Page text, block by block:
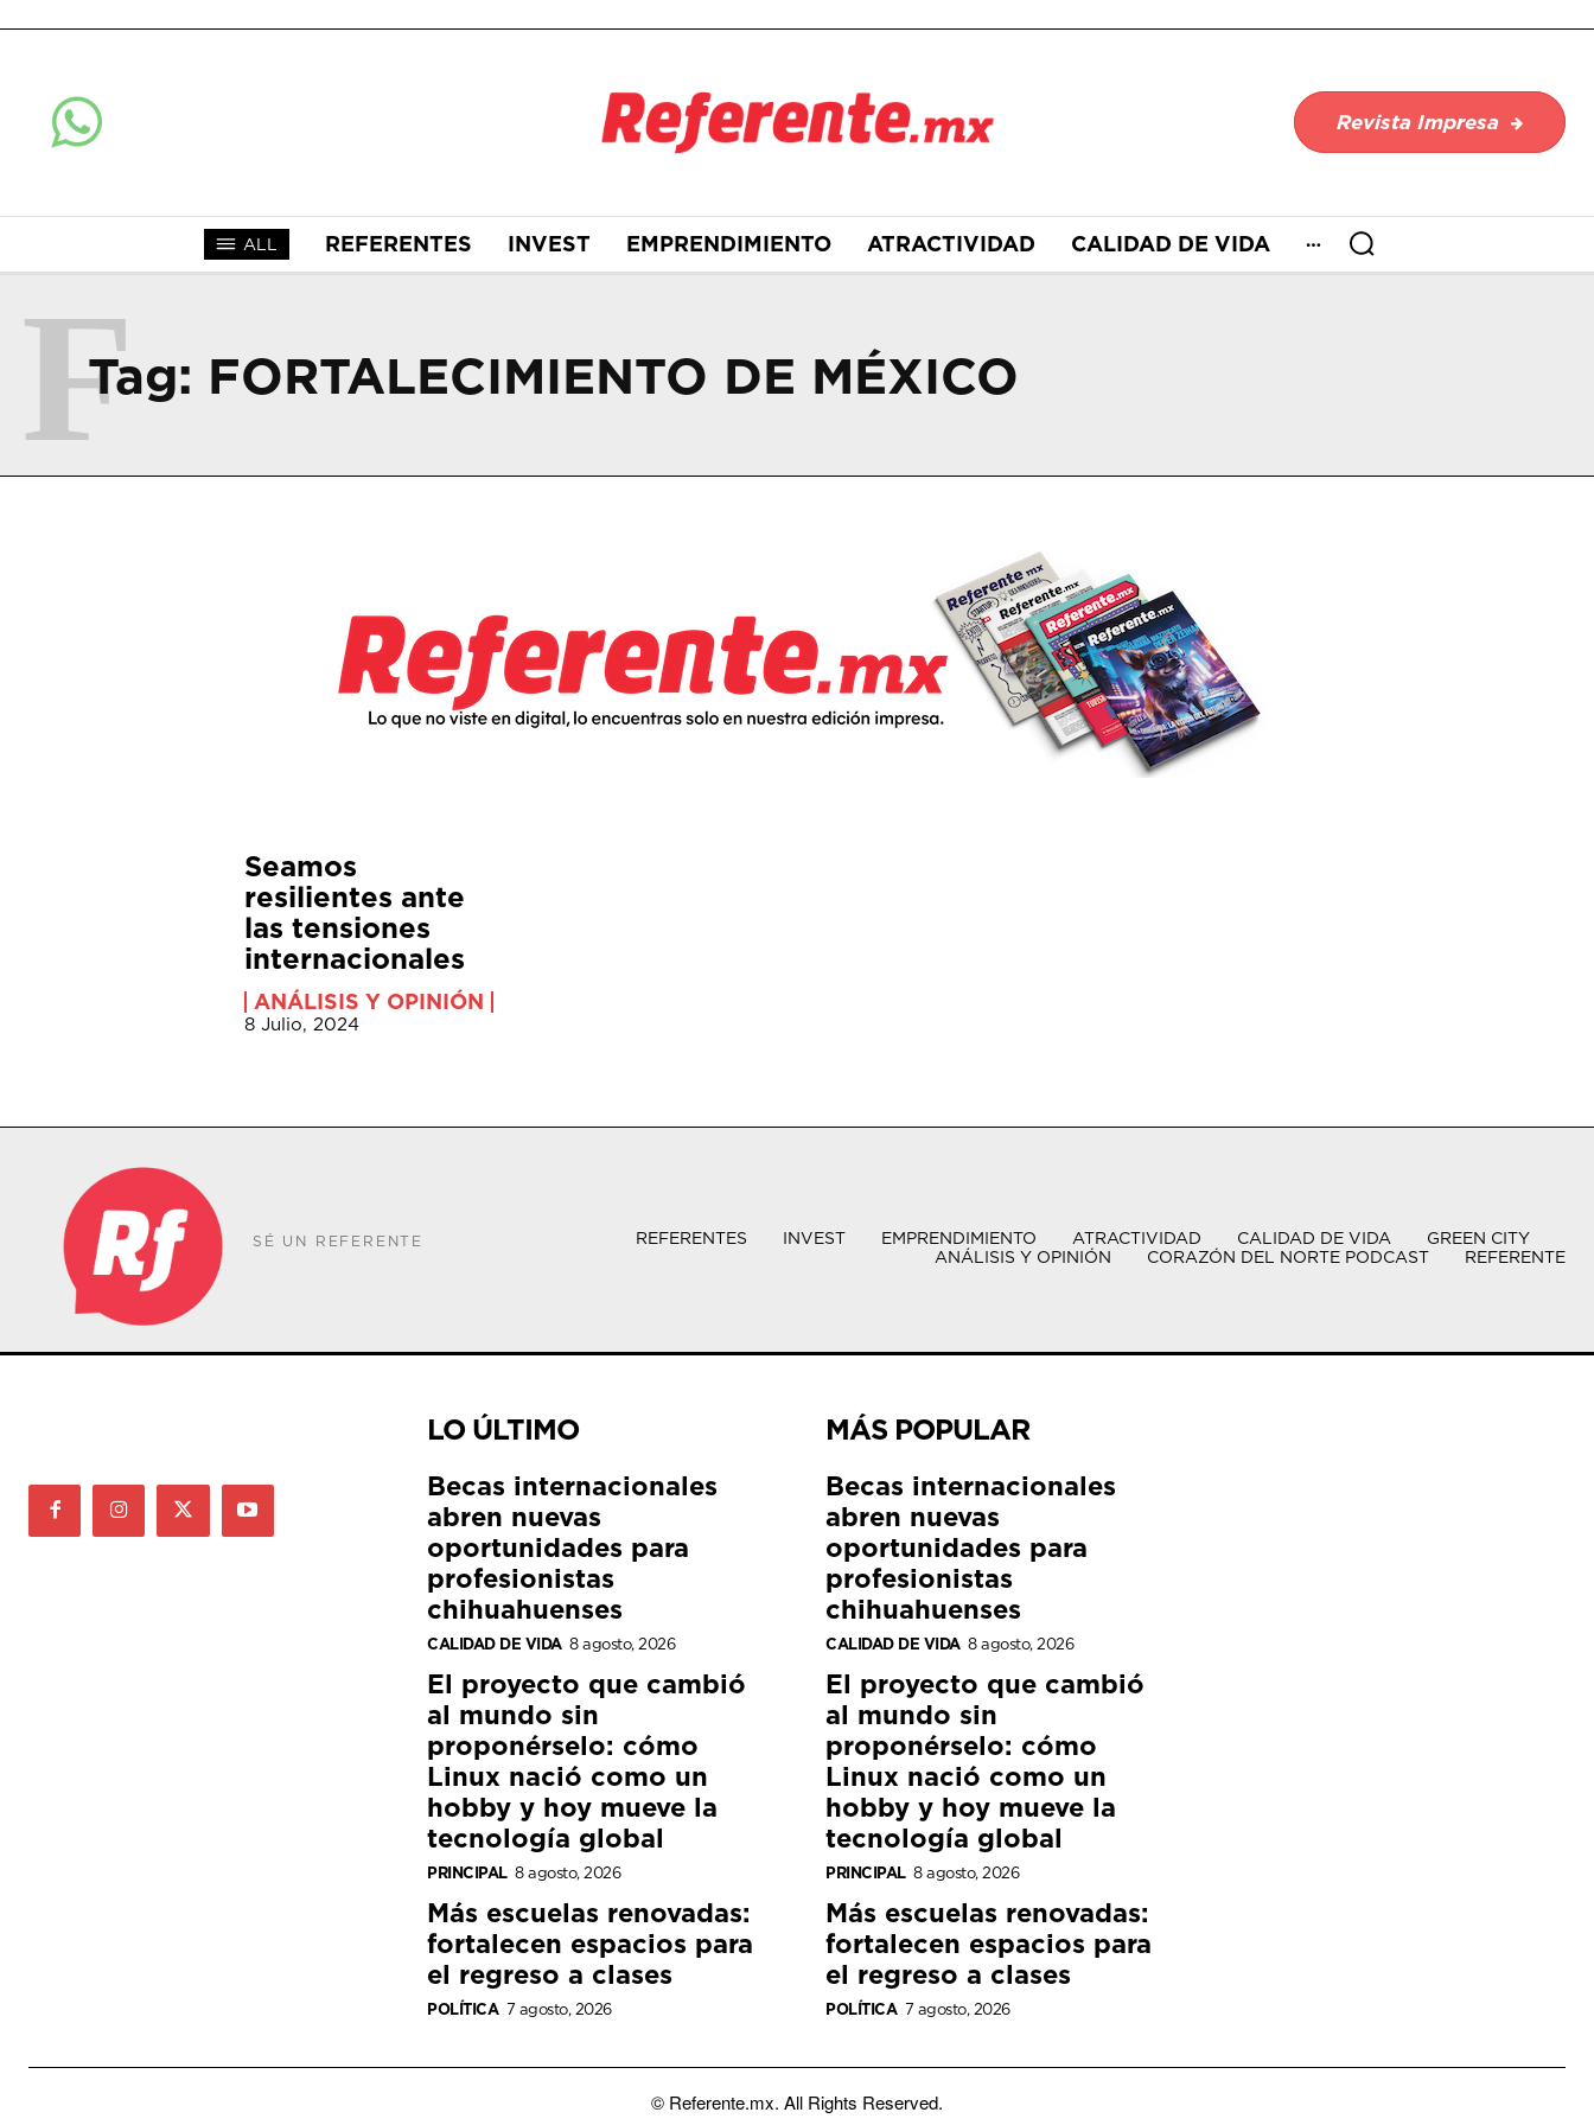
Revista Impresa
ALL REFERENTES INVEST EMPRENDIMIENTO ATRACTIVIDAD CALIDAD DE VIDA
Tag: FORTALECIMIENTO DE MÉXICO
F
Seamos
resilientes ante
las tensiones
internacionales
ANÁLISIS Y OPINIÓN
8 Julio, 2024
SÉ UN REFERENTE REFERENTES INVEST EMPRENDIMIENTO ATRACTIVIDAD CALIDAD DE VIDA
GREEN CITY
ANÁLISIS Y OPINIÓN
CORAZÓN DEL NORTE PODCAST REFERENTE
LO ÚLTIMO
Becas internacionales
abren nuevas
oportunidades para
profesionistas
chihuahuenses
CALIDAD DE VIDA 8 agosto, 2026
El proyecto que cambió
al mundo sin
proponérselo: cómo
Linux nació como un
hobby y hoy mueve la
tecnología global
PRINCIPAL 8 agosto, 2026
Más escuelas renovadas:
fortalecen espacios para
el regreso a clases
POLÍTICA 7 agosto, 2026
MÁS POPULAR
Becas internacionales
abren nuevas
oportunidades para
profesionistas
chihuahuenses
CALIDAD DE VIDA 8 agosto, 2026
El proyecto que cambió
al mundo sin
proponérselo: cómo
Linux nació como un
hobby y hoy mueve la
tecnología global
PRINCIPAL 8 agosto, 2026
Más escuelas renovadas:
fortalecen espacios para
el regreso a clases
POLÍTICA 7 agosto, 2026
© Referente.mx. All Rights Reserved.